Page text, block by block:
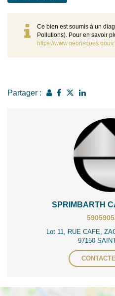
Ce bien est soumis à un
Pollutions). Pour en savoir
https://
Partager :
SPRIMBARTH
Lot 11, RUE CAFE,
97150